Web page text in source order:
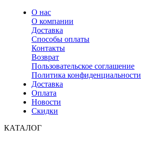
О нас
О компании
Доставка
Способы оплаты
Контакты
Возврат
Пользовательское соглашение
Политика конфиденциальности
Доставка
Оплата
Новости
Скидки
КАТАЛОГ